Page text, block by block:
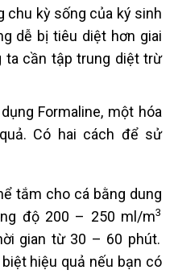
chu kỳ sống của ký sinh
dễ bị tiêu diệt hơn giai
ta cần tập trung diệt trừ
Formaline, một hóa
Có hai cách để sử
tắm cho cá bằng dung
độ 200 – 250 ml/m3
gian từ 30 – 60 phút.
hiệu quả nếu bạn có